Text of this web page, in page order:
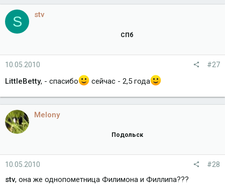
S stv
СПб
10.05.2010 #27
LittleBetty, - спасибо cейчас - 2,5 года
Melony
Подольск
10.05.2010 #28
stv, она же однопометница Филимона и Филлипа???